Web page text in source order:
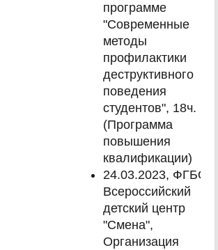
программе
"Современные
методы
профилактики
деструктивного
поведения
студентов", 18ч.
(Программа
повышения
квалификации)
24.03.2023, ФГБОУ
Всероссийский
детский центр
"Смена",
Организация